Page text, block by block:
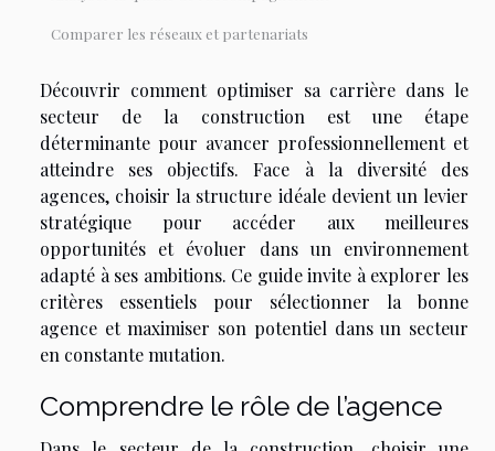
Comparer les réseaux et partenariats
Découvrir comment optimiser sa carrière dans le
secteur de la construction est une étape
déterminante pour avancer professionnellement et
atteindre ses objectifs. Face à la diversité des
agences, choisir la structure idéale devient un levier
stratégique pour accéder aux meilleures
opportunités et évoluer dans un environnement
adapté à ses ambitions. Ce guide invite à explorer les
critères essentiels pour sélectionner la bonne
agence et maximiser son potentiel dans un secteur
en constante mutation.
Comprendre le rôle de l’agence